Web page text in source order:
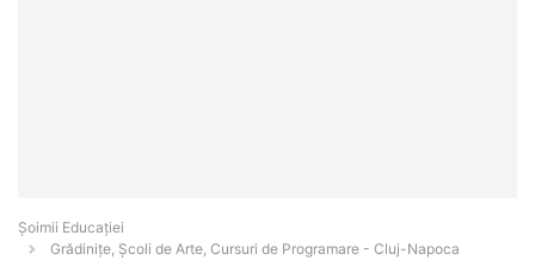
Șoimii Educației
Grădinițe, Școli de Arte, Cursuri de Programare - Cluj-Napoca